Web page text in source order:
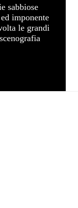
sabbiose
imponente
le grandi